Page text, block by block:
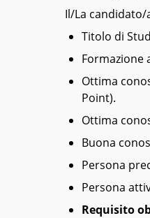
Il/La
Titolo di
Formazione
Ottima
Point).
Ottima
Buona
Persona
Persona
Requisito